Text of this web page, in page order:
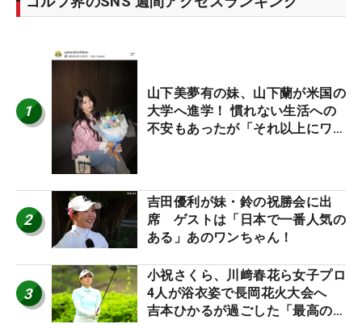
1
山下美夢有の妹、山下蘭が米国の
大学へ進学！ 慣れない生活への
不安もあったが「それ以上にワク
2
吉田優利が妹・鈴の祝勝会に出
席 ゲストは「日本で一番人気の
ある」あのワンちゃん！
3
小祝さくら、川﨑春花ら女子プロ
4人が浴衣姿で長岡花火大会へ
吉本ひかるが過ごした「最高の夏